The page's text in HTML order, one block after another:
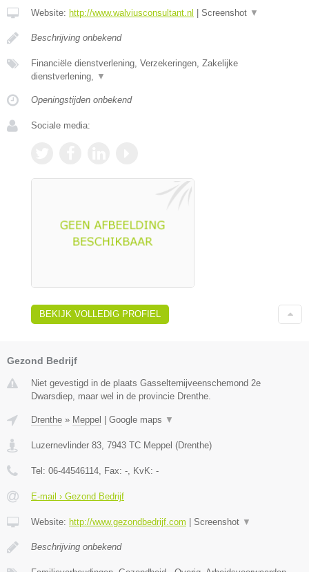
Website: http://www.walviusconsultant.nl Screenshot ▼
Beschrijving onbekend
Financiële dienstverlening, Verzekeringen, Zakelijke
dienstverlening, ▼
Openingstijden onbekend
Sociale media:
BEKIJK VOLLEDIG PROFIEL
Gezond Bedrijf
Niet gevestigd in de plaats Gasselternijveenschemond 2e
Dwarsdiep, maar wel in de provincie Drenthe.
Drenthe » Meppel Google maps ▼
Luzernevlinder 83, 7943 TC Meppel (Drenthe)
Tel: 06-44546114, Fax: -, KvK: -
E-mail › Gezond Bedrijf
Website: http://www.gezondbedrijf.com Screenshot ▼
Beschrijving onbekend